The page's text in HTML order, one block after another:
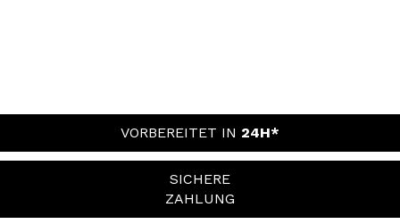
VORBEREITET IN 24H*
SICHERE
ZAHLUNG